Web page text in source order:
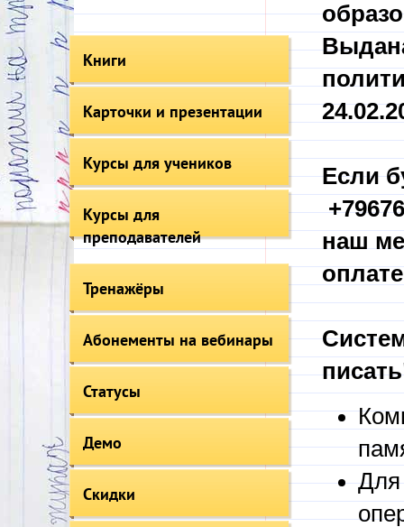
Книги
Карточки и презентации
Курсы для учеников
Курсы для
преподавателей
Тренажёры
Абонементы на вебинары
Статусы
Демо
Скидки
Если
наш
Для